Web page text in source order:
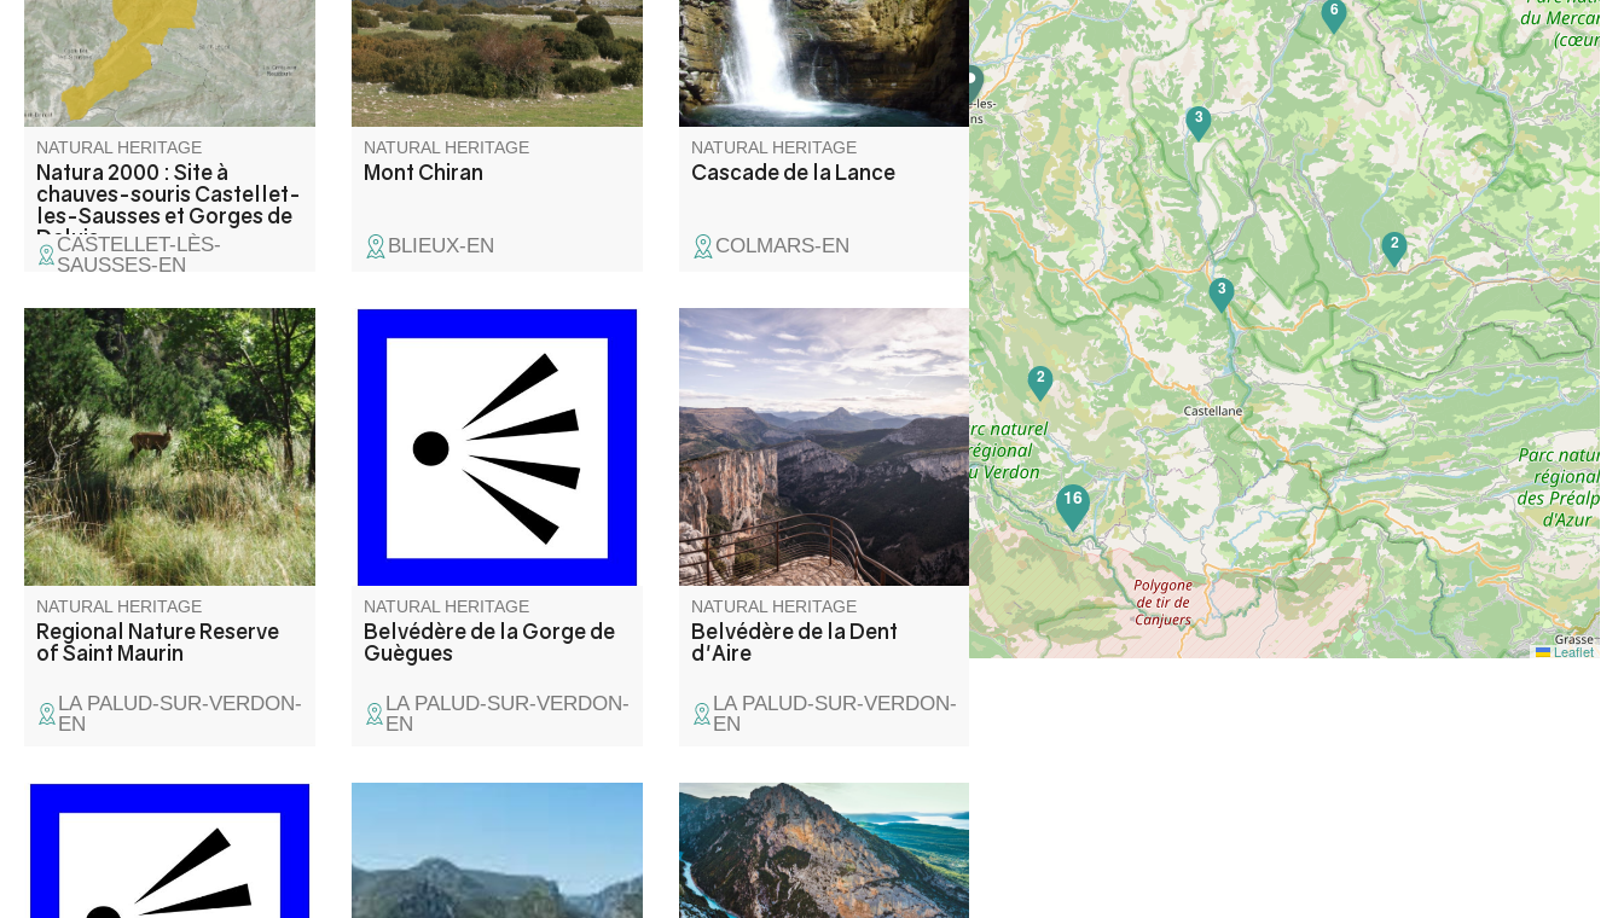
végétales et milieux. Gorges
remarquables.
NATURAL HERITAGE
Natura 2000 : Site à
chauves-souris Castellet-
les-Sausses et Gorges de
Daluis
CASTELLET-LÈS-
SAUSSES-EN
Méditerranée et, par temps
clair, le Canigou. Un belvédère
unique pour les amoureux de
grands horizons.
NATURAL HERITAGE
Mont Chiran
BLIEUX-EN
NATURAL HERITAGE
Cascade de la Lance
COLMARS-EN
At the western entrance to the
Gorges du Verdon, the Saint-
Maurin nature reserve is
characterized by the formation
of travertines (tuffs) resulting
from the precipitation of
calcium carbonate released by
springs at the foot of the Barbin
cliff.
NATURAL HERITAGE
Regional Nature Reserve
of Saint Maurin
LA PALUD-SUR-VERDON-
EN
Du belvédère de la Gorge de
Guègues, on surplombe les
vestiges de la ferme de
Guègues, située sur un plateau
herbeux qui est au-dessus des
Gorges. La ferme était
occupée par le pastre (berger)
et possédait un beau verger
(amandiers, poiriers…).
NATURAL HERITAGE
Belvédère de la Gorge de
Guègues
LA PALUD-SUR-VERDON-
EN
C’est certainement le plus
panoramique de tous les
belvédères... Il a été rénové en
2018 dans le cadre de
l’Opération Grand Site des
Gorges du Verdon.
NATURAL HERITAGE
Belvédère de la Dent
d'Aire
LA PALUD-SUR-VERDON-
EN
Le belvédère des Glacières
s’appelle ainsi car il y avait des
trous dans lesquelles la glace
naturelle était conservée pour
la Montagne de Jassine se
trouve le rocher de
Chabrimand.
The Col de Plein Voir, at an
altitude of 1168m, offers a
magnificent panoramic view of
the end of the canyon and Lac
2
16
3
6
2
3
Leaflet